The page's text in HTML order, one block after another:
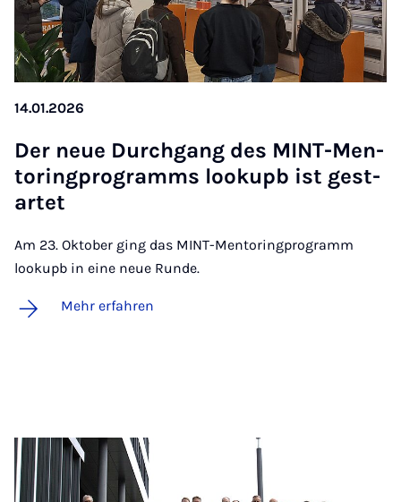
14.01.2026
Der neue Durch­gang des MINT-Men­
to­ring­pro­gramms loo­kupb ist ge­st­
ar­tet
Am 23. Oktober ging das MINT-Mentoringprogramm
lookupb in eine neue Runde.
Mehr erfahren